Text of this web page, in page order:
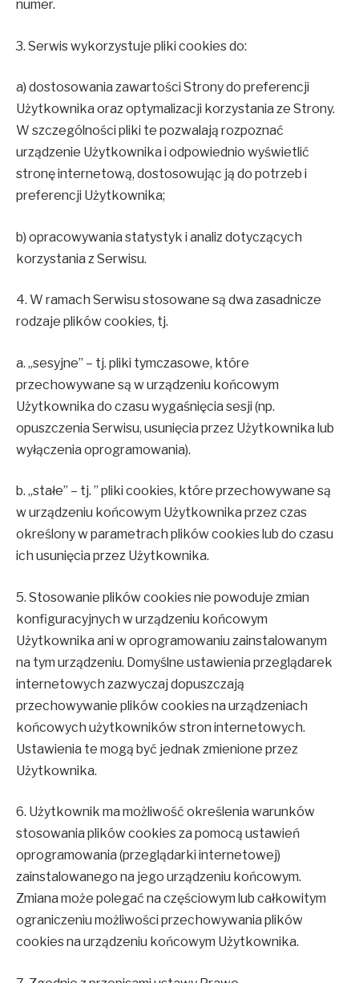
numer.
3. Serwis wykorzystuje pliki cookies do:
a) dostosowania zawartości Strony do preferencji
Użytkownika oraz optymalizacji korzystania ze Strony.
W szczególności pliki te pozwalają rozpoznać
urządzenie Użytkownika i odpowiednio wyświetlić
stronę internetową, dostosowując ją do potrzeb i
preferencji Użytkownika;
b) opracowywania statystyk i analiz dotyczących
korzystania z Serwisu.
4. W ramach Serwisu stosowane są dwa zasadnicze
rodzaje plików cookies, tj.
a. „sesyjne” – tj. pliki tymczasowe, które
przechowywane są w urządzeniu końcowym
Użytkownika do czasu wygaśnięcia sesji (np.
opuszczenia Serwisu, usunięcia przez Użytkownika lub
wyłączenia oprogramowania).
b. „stałe” – tj. ” pliki cookies, które przechowywane są
w urządzeniu końcowym Użytkownika przez czas
określony w parametrach plików cookies lub do czasu
ich usunięcia przez Użytkownika.
5. Stosowanie plików cookies nie powoduje zmian
konfiguracyjnych w urządzeniu końcowym
Użytkownika ani w oprogramowaniu zainstalowanym
na tym urządzeniu. Domyślne ustawienia przeglądarek
internetowych zazwyczaj dopuszczają
przechowywanie plików cookies na urządzeniach
końcowych użytkowników stron internetowych.
Ustawienia te mogą być jednak zmienione przez
Użytkownika.
6. Użytkownik ma możliwość określenia warunków
stosowania plików cookies za pomocą ustawień
oprogramowania (przeglądarki internetowej)
zainstalowanego na jego urządzeniu końcowym.
Zmiana może polegać na częściowym lub całkowitym
ograniczeniu możliwości przechowywania plików
cookies na urządzeniu końcowym Użytkownika.